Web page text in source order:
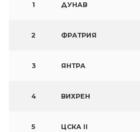
1 ДУНАВ
2 ФРАТРИЯ
3 ЯНТРА
4 ВИХРЕН
5 ЦСКА II